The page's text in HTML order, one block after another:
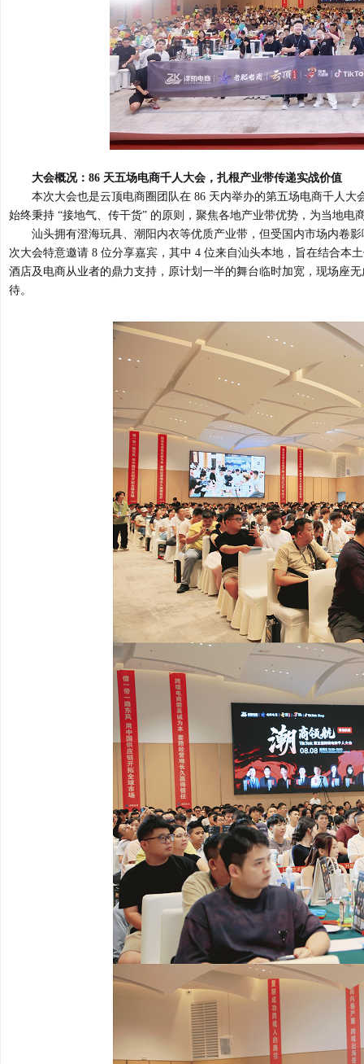
大会概况：86 天五场电商千人大会，扎根产业带传递实战价值
本次大会也是云顶电商圈团队在 86 天内举办的第五场电商千人
始终秉持 “接地气、传干货” 的原则，聚焦各地产业带优势，为当地电
汕头拥有澄海玩具、潮阳内衣等优质产业带，但受国内市场内卷
次大会特意邀请 8 位分享嘉宾，其中 4 位来自汕头本地，旨在结合本
酒店及电商从业者的鼎力支持，原计划一半的舞台临时加宽，现场座
待。